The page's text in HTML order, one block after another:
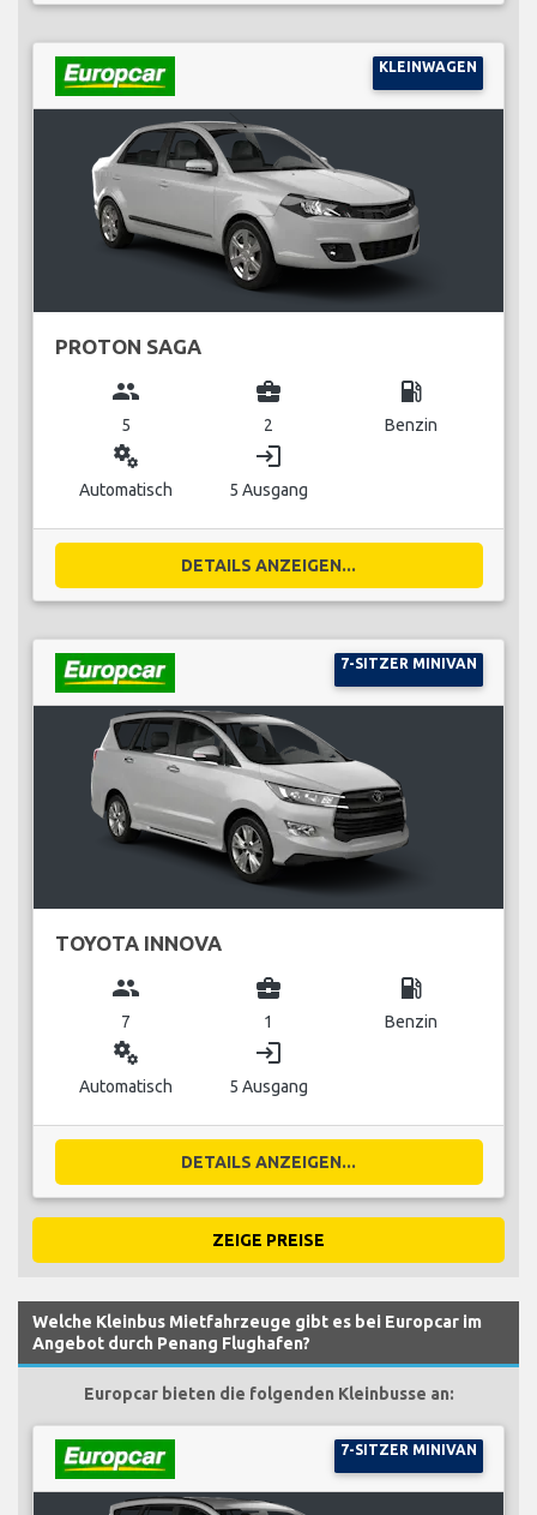
KLEINWAGEN
PROTON SAGA
group
5
business_center
2
local_gas_station
Benzin
miscellaneous_services
Automatisch
login
5 Ausgang
DETAILS ANZEIGEN...
7-SITZER MINIVAN
TOYOTA INNOVA
group
7
business_center
1
local_gas_station
Benzin
miscellaneous_services
Automatisch
login
5 Ausgang
DETAILS ANZEIGEN...
ZEIGE PREISE
Welche Kleinbus Mietfahrzeuge gibt es bei Europcar im
Angebot durch Penang Flughafen?
Europcar bieten die folgenden Kleinbusse an:
7-SITZER MINIVAN